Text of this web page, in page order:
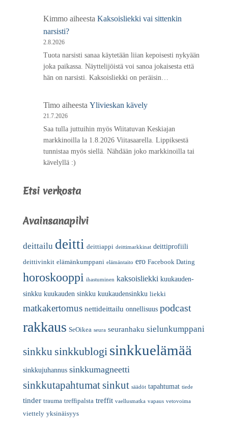
Kimmo aiheesta Kaksoisliekki vai sittenkin
narsisti?
2.8.2026
Tuota narsisti sanaa käytetään liian kepoisesti nykyään
joka paikassa. Näyttelijöistä voi sanoa jokaisesta että
hän on narsisti. Kaksoisliekki on peräisin…
Timo aiheesta Ylivieskan kävely
21.7.2026
Saa tulla juttuihin myös Wiitatuvan Keskiajan
markkinoilla la 1.8.2026 Viitasaarella. Lippiksestä
tunnistaa myös siellä. Nähdään joko markkinoilla tai
kävelyllä :)
Etsi verkosta
Avainsanapilvi
deittailu deitti deittiappi deittimarkkinat deittiprofiili
deittivinkit elämänkumppani elämäntaito ero Facebook Dating
horoskooppi ihastuminen kaksoisliekki kuukauden-
sinkku kuukauden sinkku kuukaudensinkku liekki
matkakertomus nettideittailu onnellisuus podcast
rakkaus SeOikea seura seuranhaku sielunkumppani
sinkku sinkkublogi sinkkuelämää
sinkkujuhannus sinkkumagneetti
sinkkutapahtumatsinkut säädöt tapahtumat tiede
tinder trauma treffipalsta treffit vaellusmatka vapaus vetovoima
viettely yksinäisyys